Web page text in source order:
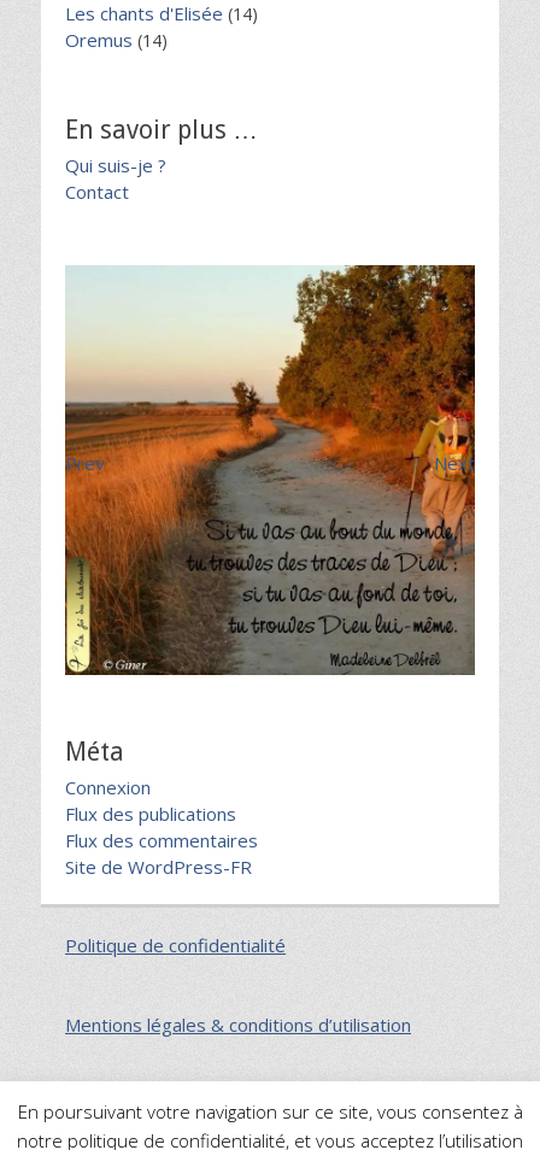
Les chants d'Elisée (14)
Oremus (14)
En savoir plus …
Qui suis-je ?
Contact
Prev Next
Méta
Connexion
Flux des publications
Flux des commentaires
Site de WordPress-FR
Politique de confidentialité
Mentions légales & conditions d’utilisation
Plan du site
En poursuivant votre navigation sur ce site, vous consentez à
notre politique de confidentialité, et vous acceptez l’utilisation